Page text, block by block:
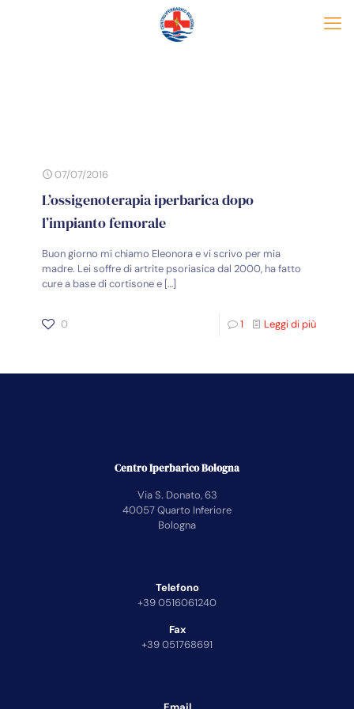
07/07/2016
L’ossigenoterapia iperbarica dopo
l’impianto femorale
Buon giorno mi chiamo Eleonora e vi scrivo per mia
madre. Lei soffre di artrite psoriasica dal 2000, ha fatto
cure a base di cortisone e […]
0 1 Leggi di più
Centro Iperbarico Bologna
Via S. Donato, 63
40057 Quarto Inferiore
Bologna
Telefono
+39 0516061240
Fax
+39 051768691